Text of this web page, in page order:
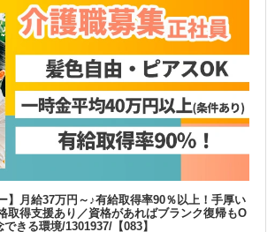
】月給37万円～♪有給取得率90％以上！手厚い
取得支援あり／資格があればブランク復帰もO
きる環境/1301937/【083】